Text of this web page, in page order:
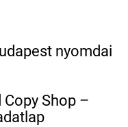
nyomdai
Shop –